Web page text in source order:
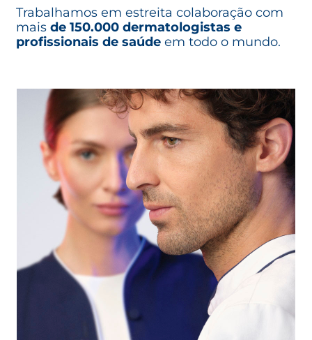
Trabalhamos em estreita colaboração com
mais de 150.000 dermatologistas e
profissionais de saúde em todo o mundo.